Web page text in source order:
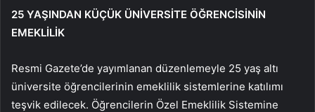
25 YAŞINDAN KÜÇÜK ÜNİVERSİTE ÖĞRENCİSİNİN
EMEKLİLİK
Resmi Gazete’de yayımlanan düzenlemeyle 25 yaş altı
üniversite öğrencilerinin emeklilik sistemlerine katılımı
teşvik edilecek. Öğrencilerin Özel Emeklilik Sistemine